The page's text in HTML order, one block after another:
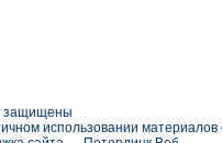
защищены
использовании